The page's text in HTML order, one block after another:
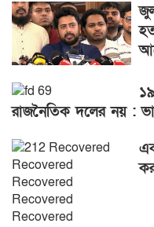
রাজনৈতিক দলের নয় :